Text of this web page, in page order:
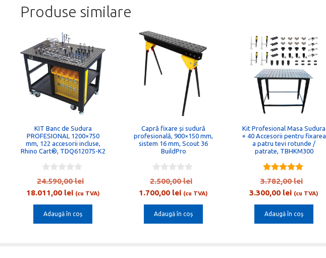
Produse similare
KIT Banc de Sudura
PROFESIONAL 1200×750
mm, 122 accesorii incluse,
Rhino Cart®, TDQ612075-K2
0
o
u
f
5
24.590,00lei
inițial
a
18.011,00 leiPrețul
curent
este:
(cu TVA)
Adaugă în coș
Capră fixare și sudură
profesională, 900×150 mm,
sistem 16 mm, Scout 36
BuildPro
0
o
u
f
5
2.500,00lei
inițial
a
1.700,00 leiPrețul
curent
este:
(cu TVA)
Adaugă în coș
Kit Profesional Masa Sudura
+ 40 Accesorii pentru fixarea
a patru tevi rotunde /
patrate, TBHKM300
5.00
out of 5
3.782,00lei
inițial
a
3.300,00 leiPrețul
curent
este:
(cu TVA)
Adaugă în coș